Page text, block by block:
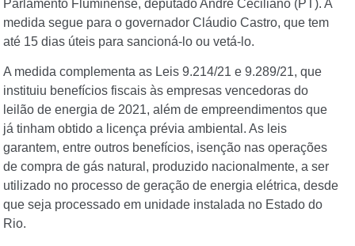
Parlamento Fluminense, deputado André Ceciliano (PT). A
medida segue para o governador Cláudio Castro, que tem
até 15 dias úteis para sancioná-lo ou vetá-lo.
A medida complementa as Leis 9.214/21 e 9.289/21, que
instituiu benefícios fiscais às empresas vencedoras do
leilão de energia de 2021, além de empreendimentos que
já tinham obtido a licença prévia ambiental. As leis
garantem, entre outros benefícios, isenção nas operações
de compra de gás natural, produzido nacionalmente, a ser
utilizado no processo de geração de energia elétrica, desde
que seja processado em unidade instalada no Estado do
Rio.